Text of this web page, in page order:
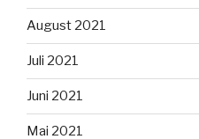
August 2021
Juli 2021
Juni 2021
Mai 2021